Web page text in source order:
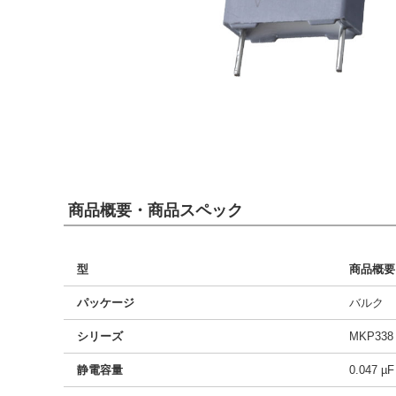
商品概要・商品スペック
型 商品概要
パッケージ バルク
シリーズ MKP338
静電容量 0.047 µF